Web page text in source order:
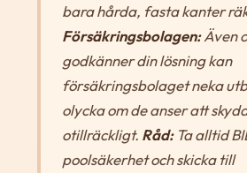
bara hårda, fasta kanter
Försäkringsbolagen:Även
godkänner din lösning kan
försäkringsbolaget neka
olycka om de anser att
otillräckligt. Råd:Ta alltid
poolsäkerhet och skicka till